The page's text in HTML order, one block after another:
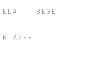
BEGE
BLAZER